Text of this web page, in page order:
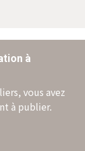
à
vous avez
à publier.